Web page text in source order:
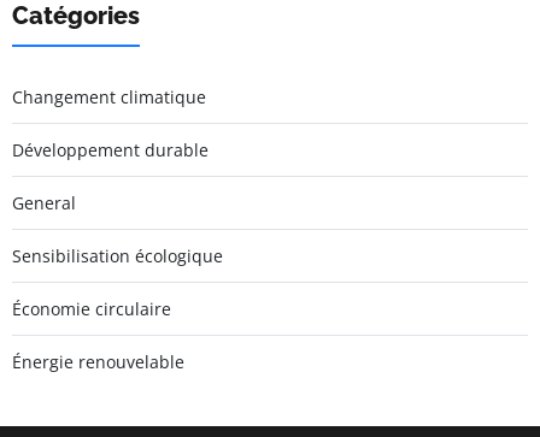
Catégories
Changement climatique
Développement durable
General
Sensibilisation écologique
Économie circulaire
Énergie renouvelable